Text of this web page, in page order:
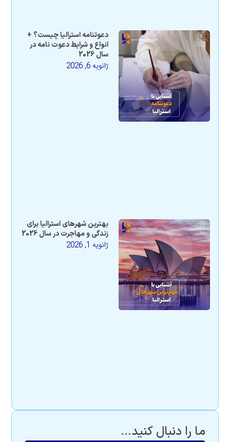
دعوتنامه استرالیا چیست؟ +
انواع و شرایط دعوت نامه در
سال 2026
ژانویه 6, 2026
بهترین شهرهای استرالیا برای
زندگی و مهاجرت در سال 2026
ژانویه 1, 2026
ما را دنبال کنید...